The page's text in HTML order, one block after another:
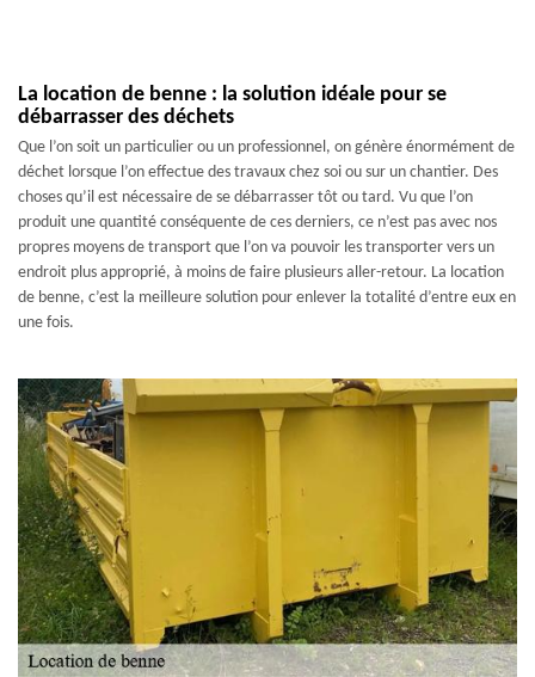
La location de benne : la solution idéale pour se
débarrasser des déchets
Que l’on soit un particulier ou un professionnel, on génère énormément de
déchet lorsque l’on effectue des travaux chez soi ou sur un chantier. Des
choses qu’il est nécessaire de se débarrasser tôt ou tard. Vu que l’on
produit une quantité conséquente de ces derniers, ce n’est pas avec nos
propres moyens de transport que l’on va pouvoir les transporter vers un
endroit plus approprié, à moins de faire plusieurs aller-retour. La location
de benne, c’est la meilleure solution pour enlever la totalité d’entre eux en
une fois.